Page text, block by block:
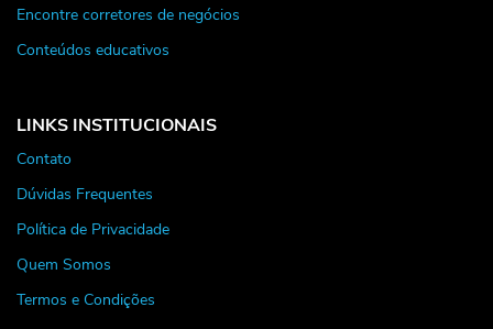
Encontre corretores de negócios
Conteúdos educativos
LINKS INSTITUCIONAIS
Contato
Dúvidas Frequentes
Política de Privacidade
Quem Somos
Termos e Condições